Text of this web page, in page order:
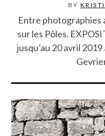
BY
Entre photographies
sur les Pôles.
jusqu’au 20 avril